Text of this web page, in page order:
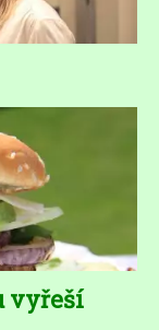
vyřeší